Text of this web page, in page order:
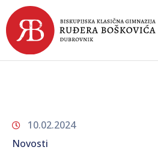
POČETNA
DOKUMENTI
10.02.2024
Novosti